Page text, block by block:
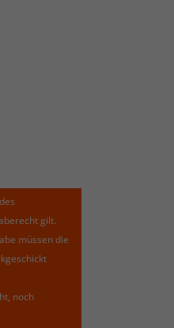
gilt.
müssen die
noch